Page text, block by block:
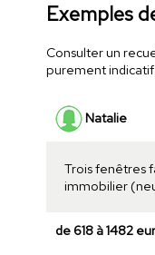
Exemples
Consulter un
purement indicatif
Natalie
Trois fenêtres
immobilier
de 618 à 1482